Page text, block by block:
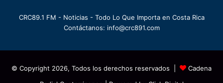
CRC89.1 FM - Noticias - Todo Lo Que Importa en Costa Rica
Contáctanos: info@crc891.com
© Copyright 2026, Todos los derechos reservados |
Cadena